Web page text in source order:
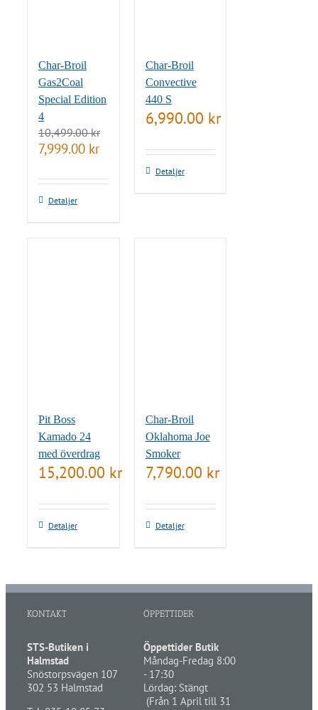
Char-Broil
Gas2Coal
Special Edition
4
10,499.00kr
Det
ursprungliga
var:
10,499.00 kr.
7,999.00 krDet
är:
Detaljer
Char-Broil
Convective
440 S
6,990.00 kr
Detaljer
Pit Boss
Kamado 24
med överdrag
15,200.00 kr
Detaljer
Char-Broil
Oklahoma Joe
Smoker
7,790.00 kr
Detaljer
KONTAKT
STS-Butiken i
Halmstad
Snöstorpsvägen 107
302 53 Halmstad
ÖPPETTIDER
Öppettider Butik
Måndag-Fredag 8:00
- 17:30
Lördag: Stängt
(Från 1 April till 31